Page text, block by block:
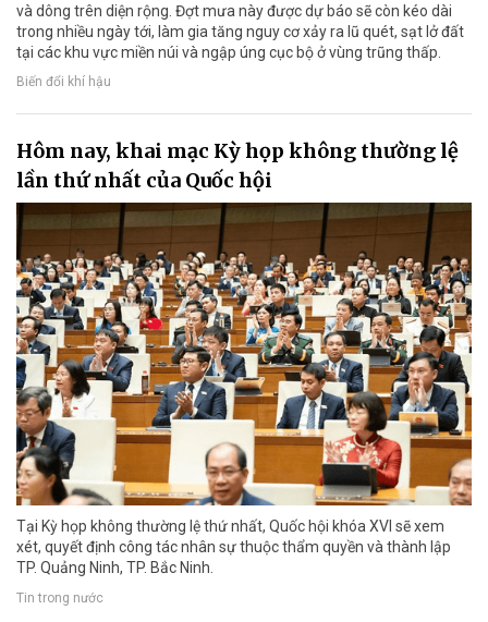
và dông trên diện rộng. Đợt mưa này được dự báo sẽ còn kéo dài
trong nhiều ngày tới, làm gia tăng nguy cơ xảy ra lũ quét, sạt lở đất
tại các khu vực miền núi và ngập úng cục bộ ở vùng trũng thấp.
Biến đổi khí hậu
Hôm nay, khai mạc Kỳ họp không thường lệ
lần thứ nhất của Quốc hội
Tại Kỳ họp không thường lệ thứ nhất, Quốc hội khóa XVI sẽ xem
xét, quyết định công tác nhân sự thuộc thẩm quyền và thành lập
TP. Quảng Ninh, TP. Bắc Ninh.
Tin trong nước